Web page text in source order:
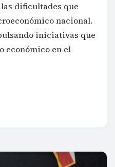
dificultades que
nacional.
iniciativas que
económico en el